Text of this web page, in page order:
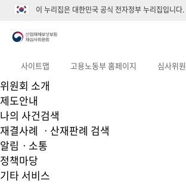
이 누리집은 대한민국 공식 전자정부 누리집입니다.
사이트맵 고용노동부 홈페이지 심사위원
위원회 소개
제도안내
나의 사건검색
재결사례 ㆍ산재판례 검색
알림ㆍ소통
정책마당
기타 서비스